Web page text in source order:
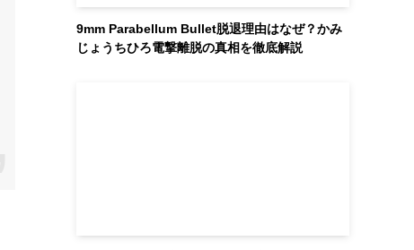
9mm Parabellum Bullet脱退理由はなぜ？かみ
じょうちひろ電撃離脱の真相を徹底解説